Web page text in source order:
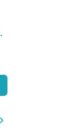
Następny
keyboard_arrow_right